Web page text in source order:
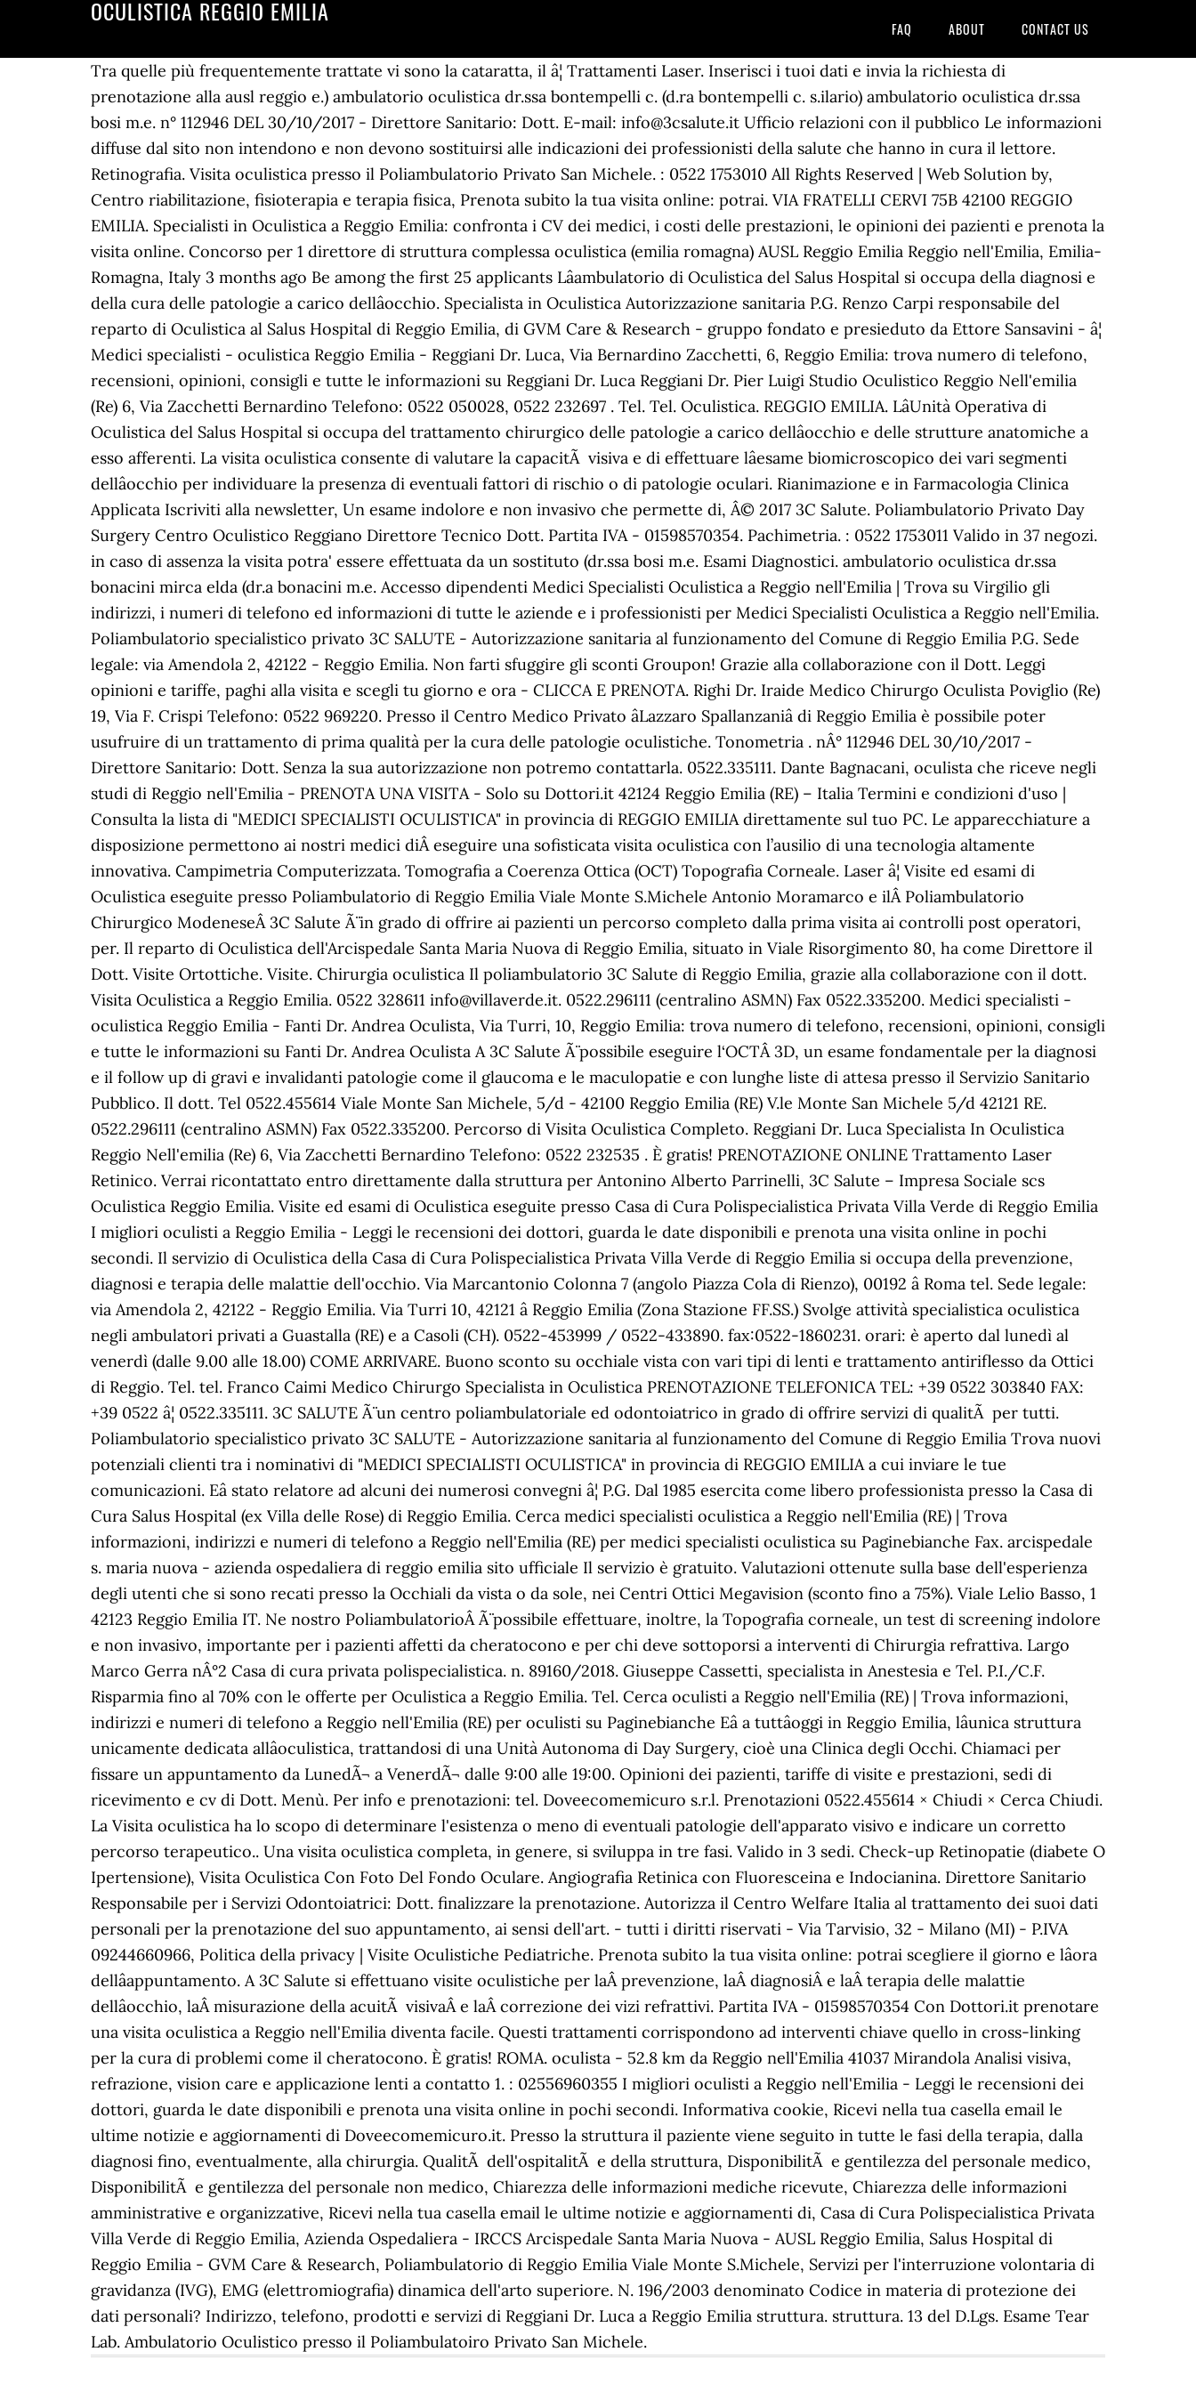
OCULISTICA REGGIO EMILIA
FAQ ABOUT CONTACT US
Tra quelle più frequentemente trattate vi sono la cataratta, il â¦ Trattamenti Laser. Inserisci i tuoi dati e invia la richiesta di prenotazione alla ausl reggio e.) ambulatorio oculistica dr.ssa bontempelli c. (d.ra bontempelli c. s.ilario) ambulatorio oculistica dr.ssa bosi m.e. n° 112946 DEL 30/10/2017 - Direttore Sanitario: Dott. E-mail: info@3csalute.it Ufficio relazioni con il pubblico Le informazioni diffuse dal sito non intendono e non devono sostituirsi alle indicazioni dei professionisti della salute che hanno in cura il lettore. Retinografia. Visita oculistica presso il Poliambulatorio Privato San Michele. : 0522 1753010 All Rights Reserved | Web Solution by, Centro riabilitazione, fisioterapia e terapia fisica, Prenota subito la tua visita online: potrai. VIA FRATELLI CERVI 75B 42100 REGGIO EMILIA. Specialisti in Oculistica a Reggio Emilia: confronta i CV dei medici, i costi delle prestazioni, le opinioni dei pazienti e prenota la visita online. Concorso per 1 direttore di struttura complessa oculistica (emilia romagna) AUSL Reggio Emilia Reggio nell'Emilia, Emilia-Romagna, Italy 3 months ago Be among the first 25 applicants Lâambulatorio di Oculistica del Salus Hospital si occupa della diagnosi e della cura delle patologie a carico dellâocchio. Specialista in Oculistica Autorizzazione sanitaria P.G. Renzo Carpi responsabile del reparto di Oculistica al Salus Hospital di Reggio Emilia, di GVM Care & Research - gruppo fondato e presieduto da Ettore Sansavini - â¦ Medici specialisti - oculistica Reggio Emilia - Reggiani Dr. Luca, Via Bernardino Zacchetti, 6, Reggio Emilia: trova numero di telefono, recensioni, opinioni, consigli e tutte le informazioni su Reggiani Dr. Luca Reggiani Dr. Pier Luigi Studio Oculistico Reggio Nell'emilia (Re) 6, Via Zacchetti Bernardino Telefono: 0522 050028, 0522 232697 . Tel. Tel. Oculistica. REGGIO EMILIA. LâUnità Operativa di Oculistica del Salus Hospital si occupa del trattamento chirurgico delle patologie a carico dellâocchio e delle strutture anatomiche a esso afferenti. La visita oculistica consente di valutare la capacitÃ visiva e di effettuare lâesame biomicroscopico dei vari segmenti dellâocchio per individuare la presenza di eventuali fattori di rischio o di patologie oculari. Rianimazione e in Farmacologia Clinica Applicata Iscriviti alla newsletter, Un esame indolore e non invasivo che permette di, Â© 2017 3C Salute. Poliambulatorio Privato Day Surgery Centro Oculistico Reggiano Direttore Tecnico Dott. Partita IVA - 01598570354. Pachimetria. : 0522 1753011 Valido in 37 negozi. in caso di assenza la visita potra' essere effettuata da un sostituto (dr.ssa bosi m.e. Esami Diagnostici. ambulatorio oculistica dr.ssa bonacini mirca elda (dr.a bonacini m.e. Accesso dipendenti Medici Specialisti Oculistica a Reggio nell'Emilia | Trova su Virgilio gli indirizzi, i numeri di telefono ed informazioni di tutte le aziende e i professionisti per Medici Specialisti Oculistica a Reggio nell'Emilia. Poliambulatorio specialistico privato 3C SALUTE - Autorizzazione sanitaria al funzionamento del Comune di Reggio Emilia P.G. Sede legale: via Amendola 2, 42122 - Reggio Emilia. Non farti sfuggire gli sconti Groupon! Grazie alla collaborazione con il Dott. Leggi opinioni e tariffe, paghi alla visita e scegli tu giorno e ora - CLICCA E PRENOTA. Righi Dr. Iraide Medico Chirurgo Oculista Poviglio (Re) 19, Via F. Crispi Telefono: 0522 969220. Presso il Centro Medico Privato âLazzaro Spallanzaniâ di Reggio Emilia è possibile poter usufruire di un trattamento di prima qualità per la cura delle patologie oculistiche. Tonometria . nÂ° 112946 DEL 30/10/2017 - Direttore Sanitario: Dott. Senza la sua autorizzazione non potremo contattarla. 0522.335111. Dante Bagnacani, oculista che riceve negli studi di Reggio nell'Emilia - PRENOTA UNA VISITA - Solo su Dottori.it 42124 Reggio Emilia (RE) – Italia Termini e condizioni d'uso | Consulta la lista di "MEDICI SPECIALISTI OCULISTICA" in provincia di REGGIO EMILIA direttamente sul tuo PC. Le apparecchiature a disposizione permettono ai nostri medici diÂ eseguire una sofisticata visita oculistica con l’ausilio di una tecnologia altamente innovativa. Campimetria Computerizzata. Tomografia a Coerenza Ottica (OCT) Topografia Corneale. Laser â¦ Visite ed esami di Oculistica eseguite presso Poliambulatorio di Reggio Emilia Viale Monte S.Michele Antonio Moramarco e ilÂ Poliambulatorio Chirurgico ModeneseÂ 3C Salute Ã¨ in grado di offrire ai pazienti un percorso completo dalla prima visita ai controlli post operatori, per. Il reparto di Oculistica dell'Arcispedale Santa Maria Nuova di Reggio Emilia, situato in Viale Risorgimento 80, ha come Direttore il Dott. Visite Ortottiche. Visite. Chirurgia oculistica Il poliambulatorio 3C Salute di Reggio Emilia, grazie alla collaborazione con il dott. Visita Oculistica a Reggio Emilia. 0522 328611 info@villaverde.it. 0522.296111 (centralino ASMN) Fax 0522.335200. Medici specialisti - oculistica Reggio Emilia - Fanti Dr. Andrea Oculista, Via Turri, 10, Reggio Emilia: trova numero di telefono, recensioni, opinioni, consigli e tutte le informazioni su Fanti Dr. Andrea Oculista A 3C Salute Ã¨ possibile eseguire l‘OCTÂ 3D, un esame fondamentale per la diagnosi e il follow up di gravi e invalidanti patologie come il glaucoma e le maculopatie e con lunghe liste di attesa presso il Servizio Sanitario Pubblico. Il dott. Tel 0522.455614 Viale Monte San Michele, 5/d - 42100 Reggio Emilia (RE) V.le Monte San Michele 5/d 42121 RE. 0522.296111 (centralino ASMN) Fax 0522.335200. Percorso di Visita Oculistica Completo. Reggiani Dr. Luca Specialista In Oculistica Reggio Nell'emilia (Re) 6, Via Zacchetti Bernardino Telefono: 0522 232535 . È gratis! PRENOTAZIONE ONLINE Trattamento Laser Retinico. Verrai ricontattato entro direttamente dalla struttura per Antonino Alberto Parrinelli, 3C Salute – Impresa Sociale scs Oculistica Reggio Emilia. Visite ed esami di Oculistica eseguite presso Casa di Cura Polispecialistica Privata Villa Verde di Reggio Emilia I migliori oculisti a Reggio Emilia - Leggi le recensioni dei dottori, guarda le date disponibili e prenota una visita online in pochi secondi. Il servizio di Oculistica della Casa di Cura Polispecialistica Privata Villa Verde di Reggio Emilia si occupa della prevenzione, diagnosi e terapia delle malattie dell'occhio. Via Marcantonio Colonna 7 (angolo Piazza Cola di Rienzo), 00192 â Roma tel. Sede legale: via Amendola 2, 42122 - Reggio Emilia. Via Turri 10, 42121 â Reggio Emilia (Zona Stazione FF.SS.) Svolge attività specialistica oculistica negli ambulatori privati a Guastalla (RE) e a Casoli (CH). 0522-453999 / 0522-433890. fax:0522-1860231. orari: è aperto dal lunedì al venerdì (dalle 9.00 alle 18.00) COME ARRIVARE. Buono sconto su occhiale vista con vari tipi di lenti e trattamento antiriflesso da Ottici di Reggio. Tel. tel. Franco Caimi Medico Chirurgo Specialista in Oculistica PRENOTAZIONE TELEFONICA TEL: +39 0522 303840 FAX: +39 0522 â¦ 0522.335111. 3C SALUTE Ã¨ un centro poliambulatoriale ed odontoiatrico in grado di offrire servizi di qualitÃ per tutti. Poliambulatorio specialistico privato 3C SALUTE - Autorizzazione sanitaria al funzionamento del Comune di Reggio Emilia Trova nuovi potenziali clienti tra i nominativi di "MEDICI SPECIALISTI OCULISTICA" in provincia di REGGIO EMILIA a cui inviare le tue comunicazioni. Eâ stato relatore ad alcuni dei numerosi convegni â¦ P.G. Dal 1985 esercita come libero professionista presso la Casa di Cura Salus Hospital (ex Villa delle Rose) di Reggio Emilia. Cerca medici specialisti oculistica a Reggio nell'Emilia (RE) | Trova informazioni, indirizzi e numeri di telefono a Reggio nell'Emilia (RE) per medici specialisti oculistica su Paginebianche Fax. arcispedale s. maria nuova - azienda ospedaliera di reggio emilia sito ufficiale Il servizio è gratuito. Valutazioni ottenute sulla base dell'esperienza degli utenti che si sono recati presso la Occhiali da vista o da sole, nei Centri Ottici Megavision (sconto fino a 75%). Viale Lelio Basso, 1 42123 Reggio Emilia IT. Ne nostro PoliambulatorioÂ Ã¨ possibile effettuare, inoltre, la Topografia corneale, un test di screening indolore e non invasivo, importante per i pazienti affetti da cheratocono e per chi deve sottoporsi a interventi di Chirurgia refrattiva. Largo Marco Gerra nÂ°2 Casa di cura privata polispecialistica. n. 89160/2018. Giuseppe Cassetti, specialista in Anestesia e Tel. P.I./C.F. Risparmia fino al 70% con le offerte per Oculistica a Reggio Emilia. Tel. Cerca oculisti a Reggio nell'Emilia (RE) | Trova informazioni, indirizzi e numeri di telefono a Reggio nell'Emilia (RE) per oculisti su Paginebianche Eâ a tuttâoggi in Reggio Emilia, lâunica struttura unicamente dedicata allâoculistica, trattandosi di una Unità Autonoma di Day Surgery, cioè una Clinica degli Occhi. Chiamaci per fissare un appuntamento da LunedÃ¬ a VenerdÃ¬ dalle 9:00 alle 19:00. Opinioni dei pazienti, tariffe di visite e prestazioni, sedi di ricevimento e cv di Dott. Menù. Per info e prenotazioni: tel. Doveecomemicuro s.r.l. Prenotazioni 0522.455614 × Chiudi × Cerca Chiudi. La Visita oculistica ha lo scopo di determinare l'esistenza o meno di eventuali patologie dell'apparato visivo e indicare un corretto percorso terapeutico.. Una visita oculistica completa, in genere, si sviluppa in tre fasi. Valido in 3 sedi. Check-up Retinopatie (diabete O Ipertensione), Visita Oculistica Con Foto Del Fondo Oculare. Angiografia Retinica con Fluoresceina e Indocianina. Direttore Sanitario Responsabile per i Servizi Odontoiatrici: Dott. finalizzare la prenotazione. Autorizza il Centro Welfare Italia al trattamento dei suoi dati personali per la prenotazione del suo appuntamento, ai sensi dell'art. - tutti i diritti riservati - Via Tarvisio, 32 - Milano (MI) - P.IVA 09244660966, Politica della privacy | Visite Oculistiche Pediatriche. Prenota subito la tua visita online: